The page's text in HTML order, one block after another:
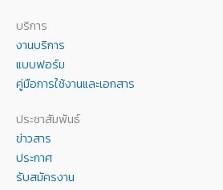
บริการ
งานบริการ
แบบฟอร์ม
คู่มือการใช้งานและเอกสาร
ประชาสัมพันธ์
ข่าวสาร
ประกาศ
รับสมัครงาน